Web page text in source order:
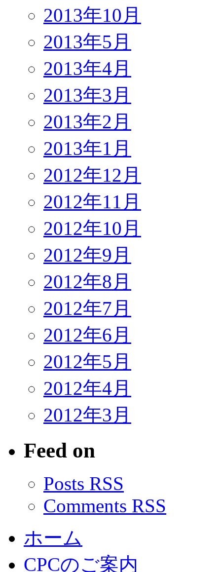
2013年10月
2013年5月
2013年4月
2013年3月
2013年2月
2013年1月
2012年12月
2012年11月
2012年10月
2012年9月
2012年8月
2012年7月
2012年6月
2012年5月
2012年4月
2012年3月
Feed on
Posts RSS
Comments RSS
ホーム
CPCのご案内